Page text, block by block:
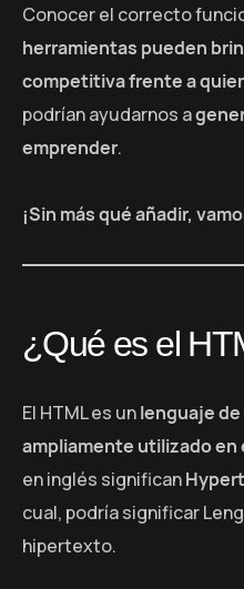
Conocer el correcto
herramientas pueden
competitiva frente a
podrían ayudarnos a
emprender.
¡Sin más qué añadir,
¿Qué es el
El HTML es unlenguaje
ampliamente utilizado en
en inglés significan
cual, podría significar
hipertexto.